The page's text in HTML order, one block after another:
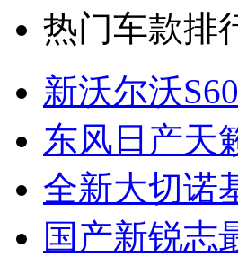
热门车款排
新沃尔沃
东风日产天
全新大切诺
国产新锐志